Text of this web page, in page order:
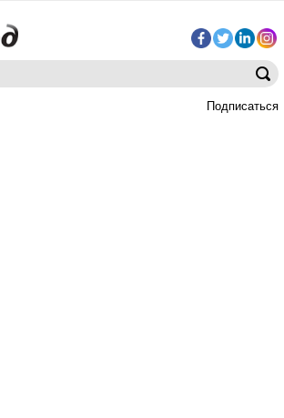
Подписаться